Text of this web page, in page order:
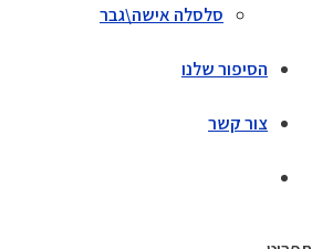
סלסלה אישה\גבר
הסיפור שלנו
צור קשר